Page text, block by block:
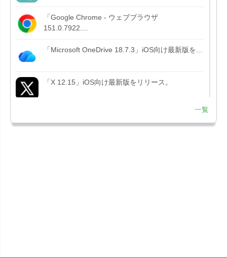
「Google Chrome - ウェブブラウザ
151.0.7922....
「Microsoft OneDrive 18.7.3」iOS向け最新版を...
「X 12.15」iOS向け最新版をリリース。
Liguid G...
一覧